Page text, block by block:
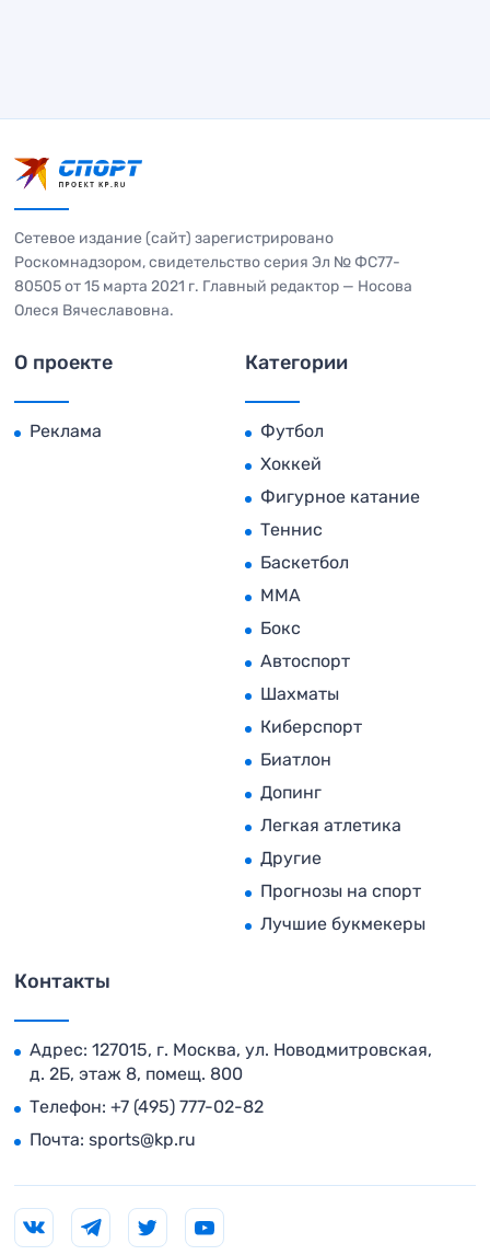
Сетевое издание (сайт) зарегистрировано
Роскомнадзором, свидетельство серия Эл № ФС77-
80505 от 15 марта 2021 г. Главный редактор — Носова
Олеся Вячеславовна.
О проекте
Реклама
Категории
Футбол
Хоккей
Фигурное катание
Теннис
Баскетбол
MMA
Бокс
Автоспорт
Шахматы
Киберспорт
Биатлон
Допинг
Легкая атлетика
Другие
Прогнозы на спорт
Лучшие букмекеры
Контакты
Адрес: 127015, г. Москва, ул. Новодмитровская,
д. 2Б, этаж 8, помещ. 800
Телефон: +7 (495) 777-02-82
Почта: sports@kp.ru